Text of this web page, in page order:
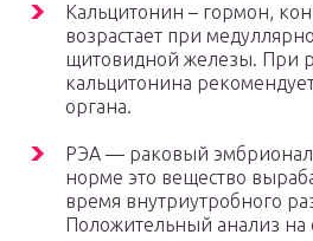
Кальцитонин – гормон,
возрастает при
щитовидной железы. При
кальцитонина
органа.
РЭА — раковый
норме это вещество
время внутриутробного
Положительный анализ на